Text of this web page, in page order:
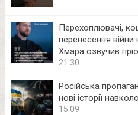
Перехоплювачі,
перенесення війни
Хмара озвучив
21:30
Російська
нові історії
15:09